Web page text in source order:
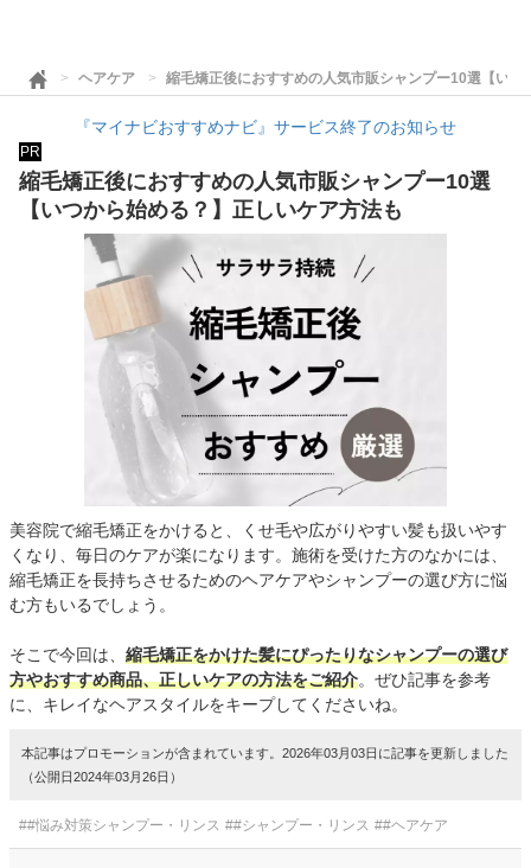
ヘアケア 縮毛矯正後におすすめの人気市販シャンプー10選【い
『マイナビおすすめナビ』サービス終了のお知らせ
PR
縮毛矯正後におすすめの人気市販シャンプー10選
【いつから始める？】正しいケア方法も
美容院で縮毛矯正をかけると、くせ毛や広がりやすい髪も扱いやす
くなり、毎日のケアが楽になります。施術を受けた方のなかには、
縮毛矯正を長持ちさせるためのヘアケアやシャンプーの選び方に悩
む方もいるでしょう。
そこで今回は、 縮毛矯正をかけた髪にぴったりなシャンプーの選び
方やおすすめ商品、正しいケアの方法をご紹介。ぜひ記事を参考
に、キレイなヘアスタイルをキープしてくださいね。
本記事はプロモーションが含まれています。2026年03月03日に記事を更新しました
（公開日2024年03月26日）
##悩み対策シャンプー・リンス ##シャンプー・リンス ##ヘアケア